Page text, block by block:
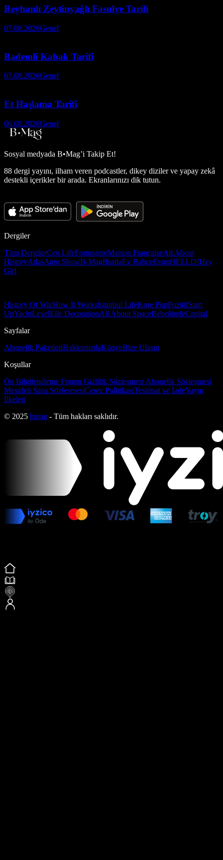
Reyhanlı Zeytinyağlı Fasulye Tarifi
07.08.2026Genel
Bademli Kabak Tarifi
07.08.2026Genel
Et Haşlama Tarifi
06.08.2026Genel
Sosyal medyada B•Mag’i Takip Et!
88 dergi yayını, ilham veren podcastler, dikey diziler ve yapay zekâ
destekli içerikler bir arada. Ekranlarınızı dik tutun.
Dergiler
Tüm DergilerCeo LifeFormsanteMaison FrançaiseAll About
HistoryAtlasAuto ShowB-MagBurdaEv BahçeEvimHELLO!Hey
Girl
History Of WarHow It Worksİstanbul LifeKore PopPozitifStart
UpYachtLevelElle DecorationAll About SpaceBebeğimleCapital
Sayfalar
Abonelik PaketleriHakkımızdaKünyeBize Ulaşın
Koşullar
Ön Bilgilendirme Formu Gizlilik Sözleşmesi Abonelik Sözleşmesi
Mesafeli Satış SözleşmesiÇerez PolitikasıTeslimat ve İadeYayın
İlkeleri
© 2025 bmag - Tüm hakları saklıdır.